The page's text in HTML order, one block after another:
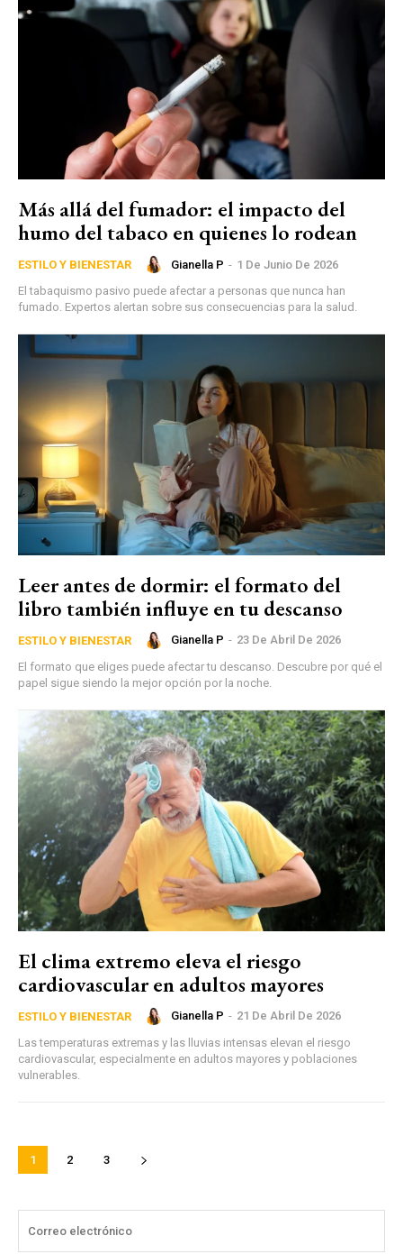
Más allá del fumador: el impacto del
humo del tabaco en quienes lo rodean
ESTILO Y BIENESTAR Gianella P - 1 De Junio De 2026
El tabaquismo pasivo puede afectar a personas que nunca han
fumado. Expertos alertan sobre sus consecuencias para la salud.
Leer antes de dormir: el formato del
libro también influye en tu descanso
ESTILO Y BIENESTAR Gianella P - 23 De Abril De 2026
El formato que eliges puede afectar tu descanso. Descubre por qué el
papel sigue siendo la mejor opción por la noche.
El clima extremo eleva el riesgo
cardiovascular en adultos mayores
ESTILO Y BIENESTAR Gianella P - 21 De Abril De 2026
Las temperaturas extremas y las lluvias intensas elevan el riesgo
cardiovascular, especialmente en adultos mayores y poblaciones
vulnerables.
1 2 3